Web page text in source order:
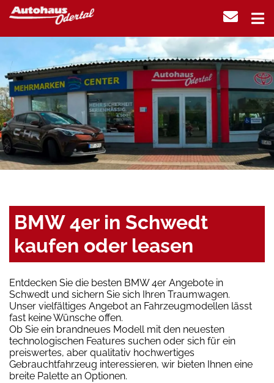
BMW 4er in Schwedt
kaufen oder leasen
Entdecken Sie die besten BMW 4er Angebote in
Schwedt und sichern Sie sich Ihren Traumwagen.
Unser vielfältiges Angebot an Fahrzeugmodellen lässt
fast keine Wünsche offen.
Ob Sie ein brandneues Modell mit den neuesten
technologischen Features suchen oder sich für ein
preiswertes, aber qualitativ hochwertiges
Gebrauchtfahrzeug interessieren, wir bieten Ihnen eine
breite Palette an Optionen.